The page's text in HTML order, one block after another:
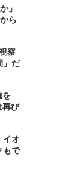
」
ら
察
」だ
を
再び
オ
もで